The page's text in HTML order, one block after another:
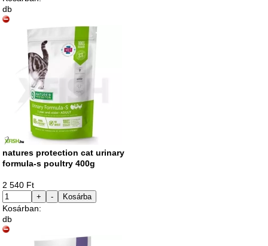
db
natures protection cat urinary
formula-s poultry 400g
2 540 Ft
+ - Kosárba
Kosárban:
db